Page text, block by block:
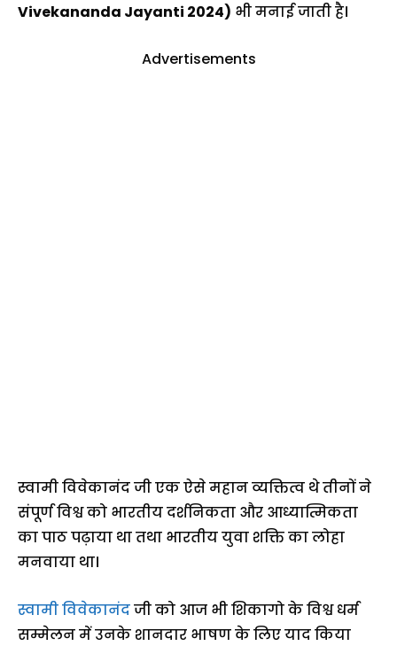
Vivekananda Jayanti 2024) भी मनाई जाती है।
Advertisements
स्वामी विवेकानंद जी एक ऐसे महान व्यक्तित्व थे तीनों ने
संपूर्ण विश्व को भारतीय दर्शनिकता और आध्यात्मिकता
का पाठ पढ़ाया था तथा भारतीय युवा शक्ति का लोहा
मनवाया था।
स्वामी विवेकानंदजी को आज भी शिकागो के विश्व धर्म
सम्मेलन में उनके शानदार भाषण के लिए याद किया